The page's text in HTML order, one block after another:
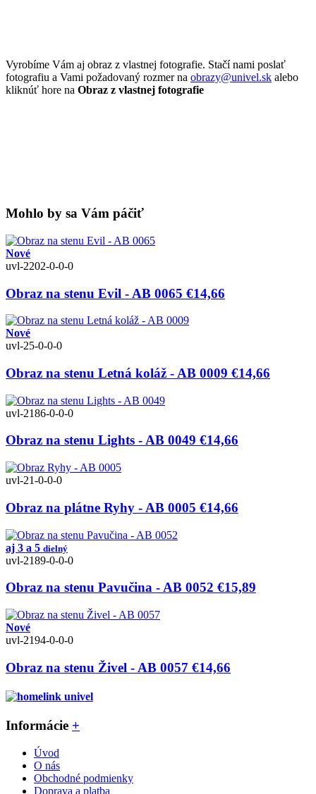
Vyrobíme Vám aj obraz z vlastnej fotografie. Stačí nami poslať
fotografiu a Vami požadovaný rozmer na obrazy@univel.sk alebo
kliknúť hore na Obraz z vlastnej fotografie
Mohlo by sa Vám páčiť
Nové
uvl-2202-0-0-0
Obraz na stenu Evil - AB 0065 €14,66
Nové
uvl-25-0-0-0
Obraz na stenu Letná koláž - AB 0009 €14,66
uvl-2186-0-0-0
Obraz na stenu Lights - AB 0049 €14,66
uvl-21-0-0-0
Obraz na plátne Ryhy - AB 0005 €14,66
aj 3 a 5 dielný
uvl-2189-0-0-0
Obraz na stenu Pavučina - AB 0052 €15,89
Nové
uvl-2194-0-0-0
Obraz na stenu Živel - AB 0057 €14,66
Informácie +
Úvod
O nás
Obchodné podmienky
Doprava a platba